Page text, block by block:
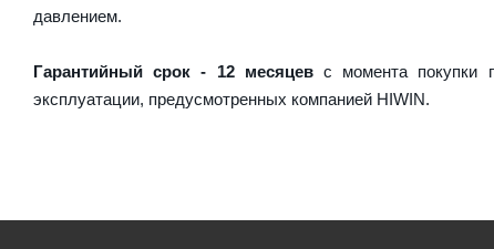
давлением.
Гарантийный срок - 12 месяцевс момента покупки
эксплуатации, предусмотренных компанией HIWIN.